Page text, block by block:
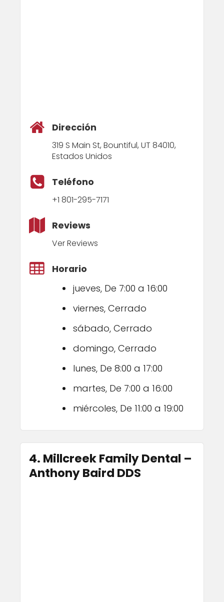
Dirección
319 S Main St, Bountiful, UT 84010,
Estados Unidos
Teléfono
+1 801-295-7171
Reviews
Ver Reviews
Horario
jueves, De 7:00 a 16:00
viernes, Cerrado
sábado, Cerrado
domingo, Cerrado
lunes, De 8:00 a 17:00
martes, De 7:00 a 16:00
miércoles, De 11:00 a 19:00
4. Millcreek Family Dental –
Anthony Baird DDS